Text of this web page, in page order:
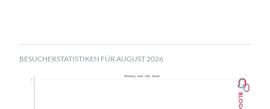
BESUCHERSTATISTIKEN FÜR AUGUST 2026